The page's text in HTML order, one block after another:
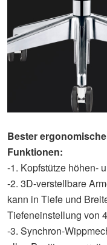
Bester
Funktionen:
-1. Kopfstütze höhen-
-2. 3D-verstellbare
kann in Tiefe und
Tiefeneinstellung von
-3. Synchron-